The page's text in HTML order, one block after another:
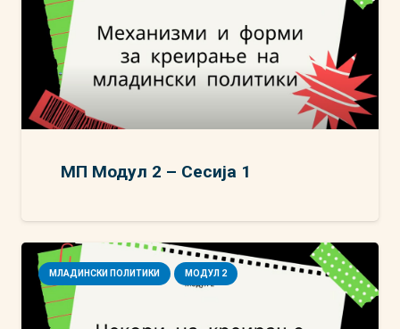
МП Модул 2 – Сесија 1
МЛАДИНСКИ ПОЛИТИКИ МОДУЛ 2